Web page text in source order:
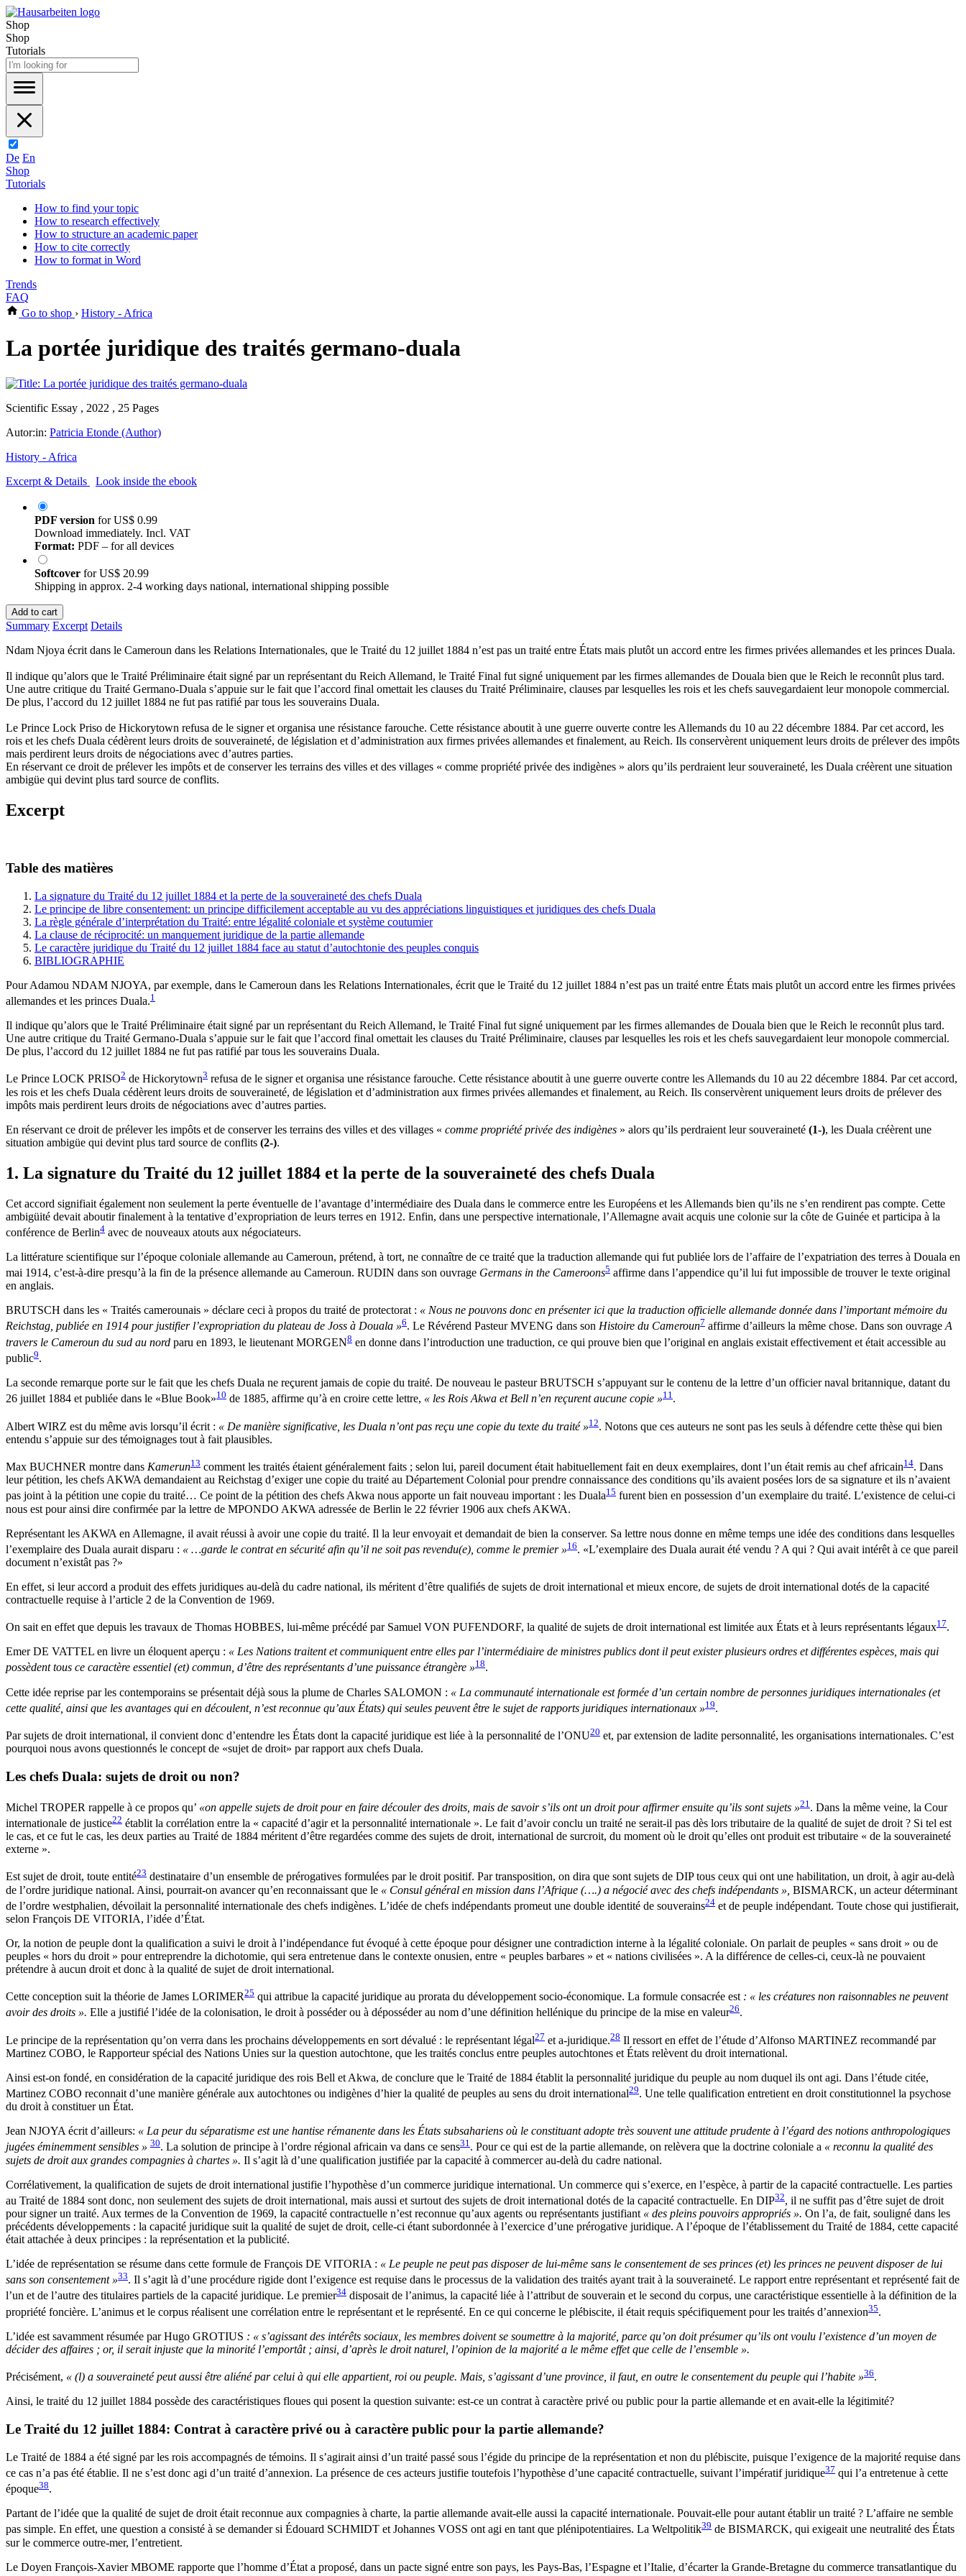
Shop
Shop
Tutorials
De En
Shop
Tutorials
How to find your topic
How to research effectively
How to structure an academic paper
How to cite correctly
How to format in Word
Trends
FAQ
Go to shop › History - Africa
La portée juridique des traités germano-duala
Scientific Essay , 2022 , 25 Pages
Autor:in: Patricia Etonde (Author)
History - Africa
Excerpt & Details
Look inside the ebook
PDF version forUS$ 0.99
Download immediately. Incl. VAT
Format: PDF – for all devices
Softcover forUS$ 20.99
Shipping in approx. 2-4 working days national, international shipping possible
Add to cart
Summary Excerpt Details
Ndam Njoya écrit dans le Cameroun dans les Relations Internationales, que le Traité du 12 juillet 1884 n’est pas un traité entre États mais plutôt un accord entre les firmes privées allemandes et les princes Duala.
Il indique qu’alors que le Traité Préliminaire était signé par un représentant du Reich Allemand, le Traité Final fut signé uniquement par les firmes allemandes de Douala bien que le Reich le reconnût plus tard.
Une autre critique du Traité Germano-Duala s’appuie sur le fait que l’accord final omettait les clauses du Traité Préliminaire, clauses par lesquelles les rois et les chefs sauvegardaient leur monopole commercial.
De plus, l’accord du 12 juillet 1884 ne fut pas ratifié par tous les souverains Duala.
Le Prince Lock Priso de Hickorytown refusa de le signer et organisa une résistance farouche. Cette résistance aboutit à une guerre ouverte contre les Allemands du 10 au 22 décembre 1884. Par cet accord, les
rois et les chefs Duala cédèrent leurs droits de souveraineté, de législation et d’administration aux firmes privées allemandes et finalement, au Reich. Ils conservèrent uniquement leurs droits de prélever des impôts
mais perdirent leurs droits de négociations avec d’autres parties.
En réservant ce droit de prélever les impôts et de conserver les terrains des villes et des villages « comme propriété privée des indigènes » alors qu’ils perdraient leur souveraineté, les Duala créèrent une situation
ambigüe qui devint plus tard source de conflits.
Excerpt
Table des matières
La signature du Traité du 12 juillet 1884 et la perte de la souveraineté des chefs Duala
Le principe de libre consentement: un principe difficilement acceptable au vu des appréciations linguistiques et juridiques des chefs Duala
La règle générale d’interprétation du Traité: entre légalité coloniale et système coutumier
La clause de réciprocité: un manquement juridique de la partie allemande
Le caractère juridique du Traité du 12 juillet 1884 face au statut d’autochtonie des peuples conquis
BIBLIOGRAPHIE
Pour Adamou NDAM NJOYA, par exemple, dans le Cameroun dans les Relations Internationales, écrit que le Traité du 12 juillet 1884 n’est pas un traité entre États mais plutôt un accord entre les firmes privées
allemandes et les princes Duala.1
Il indique qu’alors que le Traité Préliminaire était signé par un représentant du Reich Allemand, le Traité Final fut signé uniquement par les firmes allemandes de Douala bien que le Reich le reconnût plus tard.
Une autre critique du Traité Germano-Duala s’appuie sur le fait que l’accord final omettait les clauses du Traité Préliminaire, clauses par lesquelles les rois et les chefs sauvegardaient leur monopole commercial.
De plus, l’accord du 12 juillet 1884 ne fut pas ratifié par tous les souverains Duala.
Le Prince LOCK PRISO2 de Hickorytown3 refusa de le signer et organisa une résistance farouche. Cette résistance aboutit à une guerre ouverte contre les Allemands du 10 au 22 décembre 1884. Par cet accord,
les rois et les chefs Duala cédèrent leurs droits de souveraineté, de législation et d’administration aux firmes privées allemandes et finalement, au Reich. Ils conservèrent uniquement leurs droits de prélever des
impôts mais perdirent leurs droits de négociations avec d’autres parties.
En réservant ce droit de prélever les impôts et de conserver les terrains des villes et des villages « comme propriété privée des indigènes » alors qu’ils perdraient leur souveraineté (1-), les Duala créèrent une
situation ambigüe qui devint plus tard source de conflits (2-).
1. La signature du Traité du 12 juillet 1884 et la perte de la souveraineté des chefs Duala
Cet accord signifiait également non seulement la perte éventuelle de l’avantage d’intermédiaire des Duala dans le commerce entre les Européens et les Allemands bien qu’ils ne s’en rendirent pas compte. Cette
ambigüité devait aboutir finalement à la tentative d’expropriation de leurs terres en 1912. Enfin, dans une perspective internationale, l’Allemagne avait acquis une colonie sur la côte de Guinée et participa à la
conférence de Berlin4 avec de nouveaux atouts aux négociateurs.
La littérature scientifique sur l’époque coloniale allemande au Cameroun, prétend, à tort, ne connaître de ce traité que la traduction allemande qui fut publiée lors de l’affaire de l’expatriation des terres à Douala en
mai 1914, c’est-à-dire presqu’à la fin de la présence allemande au Cameroun. RUDIN dans son ouvrage Germans in the Cameroons5 affirme dans l’appendice qu’il lui fut impossible de trouver le texte original
en anglais.
BRUTSCH dans les « Traités camerounais » déclare ceci à propos du traité de protectorat : « Nous ne pouvons donc en présenter ici que la traduction officielle allemande donnée dans l’important mémoire du
Reichstag, publiée en 1914 pour justifier l’expropriation du plateau de Joss à Douala »6. Le Révérend Pasteur MVENG dans son Histoire du Cameroun7 affirme d’ailleurs la même chose. Dans son ouvrageA
travers le Cameroun du sud au nord paru en 1893, le lieutenant MORGEN8 en donne dans l’introduction une traduction, ce qui prouve bien que l’original en anglais existait effectivement et était accessible au
public9.
La seconde remarque porte sur le fait que les chefs Duala ne reçurent jamais de copie du traité. De nouveau le pasteur BRUTSCH s’appuyant sur le contenu de la lettre d’un officier naval britannique, datant du
26 juillet 1884 et publiée dans le «Blue Book»10 de 1885, affirme qu’à en croire cette lettre, « les Rois Akwa et Bell n’en reçurent aucune copie »11.
Albert WIRZ est du même avis lorsqu’il écrit : « De manière significative, les Duala n’ont pas reçu une copie du texte du traité »12. Notons que ces auteurs ne sont pas les seuls à défendre cette thèse qui bien
entendu s’appuie sur des témoignages tout à fait plausibles.
Max BUCHNER montre dans Kamerun13 comment les traités étaient généralement faits ; selon lui, pareil document était habituellement fait en deux exemplaires, dont l’un était remis au chef africain14. Dans
leur pétition, les chefs AKWA demandaient au Reichstag d’exiger une copie du traité au Département Colonial pour prendre connaissance des conditions qu’ils avaient posées lors de sa signature et ils n’avaient
pas joint à la pétition une copie du traité… Ce point de la pétition des chefs Akwa nous apporte un fait nouveau important : les Duala15 furent bien en possession d’un exemplaire du traité. L’existence de celui-ci
nous est pour ainsi dire confirmée par la lettre de MPONDO AKWA adressée de Berlin le 22 février 1906 aux chefs AKWA.
Représentant les AKWA en Allemagne, il avait réussi à avoir une copie du traité. Il la leur envoyait et demandait de bien la conserver. Sa lettre nous donne en même temps une idée des conditions dans lesquelles
l’exemplaire des Duala aurait disparu : « …garde le contrat en sécurité afin qu’il ne soit pas revendu(e), comme le premier »16. «L’exemplaire des Duala aurait été vendu ? A qui ? Qui avait intérêt à ce que pareil
document n’existât pas ?»
En effet, si leur accord a produit des effets juridiques au-delà du cadre national, ils méritent d’être qualifiés de sujets de droit international et mieux encore, de sujets de droit international dotés de la capacité
contractuelle requise à l’article 2 de la Convention de 1969.
On sait en effet que depuis les travaux de Thomas HOBBES, lui-même précédé par Samuel VON PUFENDORF, la qualité de sujets de droit international est limitée aux États et à leurs représentants légaux17.
Emer DE VATTEL en livre un éloquent aperçu : « Les Nations traitent et communiquent entre elles par l’intermédiaire de ministres publics dont il peut exister plusieurs ordres et différentes espèces, mais qui
possèdent tous ce caractère essentiel (et) commun, d’être des représentants d’une puissance étrangère »18.
Cette idée reprise par les contemporains se présentait déjà sous la plume de Charles SALOMON : « La communauté internationale est formée d’un certain nombre de personnes juridiques internationales (et
cette qualité, ainsi que les avantages qui en découlent, n’est reconnue qu’aux États) qui seules peuvent être le sujet de rapports juridiques internationaux »19.
Par sujets de droit international, il convient donc d’entendre les États dont la capacité juridique est liée à la personnalité de l’ONU20 et, par extension de ladite personnalité, les organisations internationales. C’est
pourquoi nous avons questionnés le concept de «sujet de droit» par rapport aux chefs Duala.
Les chefs Duala: sujets de droit ou non?
Michel TROPER rappelle à ce propos qu’ «on appelle sujets de droit pour en faire découler des droits, mais de savoir s’ils ont un droit pour affirmer ensuite qu’ils sont sujets »21 . Dans la même veine, la Cour
internationale de justice22 établit la corrélation entre la « capacité d’agir et la personnalité internationale ». Le fait d’avoir conclu un traité ne serait-il pas dès lors tributaire de la qualité de sujet de droit ? Si tel est
le cas, et ce fut le cas, les deux parties au Traité de 1884 méritent d’être regardées comme des sujets de droit, international de surcroit, du moment où le droit qu’elles ont produit est tributaire « de la souveraineté
externe ».
Est sujet de droit, toute entité23 destinataire d’un ensemble de prérogatives formulées par le droit positif. Par transposition, on dira que sont sujets de DIP tous ceux qui ont une habilitation, un droit, à agir au-delà
de l’ordre juridique national. Ainsi, pourrait-on avancer qu’en reconnaissant que le « Consul général en mission dans l’Afrique (….) a négocié avec des chefs indépendants », BISMARCK, un acteur déterminant
de l’ordre westphalien, dévoilait la personnalité internationale des chefs indigènes. L’idée de chefs indépendants promeut une double identité de souverains24 et de peuple indépendant. Toute chose qui justifierait,
selon François DE VITORIA, l’idée d’État.
Or, la notion de peuple dont la qualification a suivi le droit à l’indépendance fut évoqué à cette époque pour désigner une contradiction interne à la légalité coloniale. On parlait de peuples « sans droit » ou de
peuples « hors du droit » pour entreprendre la dichotomie, qui sera entretenue dans le contexte onusien, entre « peuples barbares » et « nations civilisées ». A la différence de celles-ci, ceux-là ne pouvaient
prétendre à aucun droit et donc à la qualité de sujet de droit international.
Cette conception suit la théorie de James LORIMER25 qui attribue la capacité juridique au prorata du développement socio-économique. La formule consacrée est : « les créatures non raisonnables ne peuvent
avoir des droits ». Elle a justifié l’idée de la colonisation, le droit à posséder ou à déposséder au nom d’une définition hellénique du principe de la mise en valeur26.
Le principe de la représentation qu’on verra dans les prochains développements en sort dévalué : le représentant légal27 et a-juridique.28 Il ressort en effet de l’étude d’Alfonso MARTINEZ recommandé par
Martinez COBO, le Rapporteur spécial des Nations Unies sur la question autochtone, que les traités conclus entre peuples autochtones et États relèvent du droit international.
Ainsi est-on fondé, en considération de la capacité juridique des rois Bell et Akwa, de conclure que le Traité de 1884 établit la personnalité juridique du peuple au nom duquel ils ont agi. Dans l’étude citée,
Martinez COBO reconnait d’une manière générale aux autochtones ou indigènes d’hier la qualité de peuples au sens du droit international29. Une telle qualification entretient en droit constitutionnel la psychose
du droit à constituer un État.
Jean NJOYA écrit d’ailleurs: « La peur du séparatisme est une hantise rémanente dans les États subsahariens où le constituant adopte très souvent une attitude prudente à l’égard des notions anthropologiques
jugées éminemment sensibles » 30. La solution de principe à l’ordre régional africain va dans ce sens31. Pour ce qui est de la partie allemande, on relèvera que la doctrine coloniale a « reconnu la qualité des
sujets de droit aux grandes compagnies à chartes ». Il s’agit là d’une qualification justifiée par la capacité à commercer au-delà du cadre national.
Corrélativement, la qualification de sujets de droit international justifie l’hypothèse d’un commerce juridique international. Un commerce qui s’exerce, en l’espèce, à partir de la capacité contractuelle. Les parties
au Traité de 1884 sont donc, non seulement des sujets de droit international, mais aussi et surtout des sujets de droit international dotés de la capacité contractuelle. En DIP32, il ne suffit pas d’être sujet de droit
pour signer un traité. Aux termes de la Convention de 1969, la capacité contractuelle n’est reconnue qu’aux agents ou représentants justifiant « des pleins pouvoirs appropriés ». On l’a, de fait, souligné dans les
précédents développements : la capacité juridique suit la qualité de sujet de droit, celle-ci étant subordonnée à l’exercice d’une prérogative juridique. A l’époque de l’établissement du Traité de 1884, cette capacité
était attachée à deux principes : la représentation et la publicité.
L’idée de représentation se résume dans cette formule de François DE VITORIA : « Le peuple ne peut pas disposer de lui-même sans le consentement de ses princes (et) les princes ne peuvent disposer de lui
sans son consentement »33. Il s’agit là d’une procédure rigide dont l’exigence est requise dans le processus de la validation des traités ayant trait à la souveraineté. Le rapport entre représentant et représenté fait de
l’un et de l’autre des titulaires partiels de la capacité juridique. Le premier34 disposait de l’animus, la capacité liée à l’attribut de souverain et le second du corpus, une caractéristique essentielle à la définition de la
propriété foncière. L’animus et le corpus réalisent une corrélation entre le représentant et le représenté. En ce qui concerne le plébiscite, il était requis spécifiquement pour les traités d’annexion35.
L’idée est savamment résumée par Hugo GROTIUS : « s’agissant des intérêts sociaux, les membres doivent se soumettre à la majorité, parce qu’on doit présumer qu’ils ont voulu l’existence d’un moyen de
décider des affaires ; or, il serait injuste que la minorité l’emportât ; ainsi, d’après le droit naturel, l’opinion de la majorité a le même effet que celle de l’ensemble ».
Précisément, « (l) a souveraineté peut aussi être aliéné par celui à qui elle appartient, roi ou peuple. Mais, s’agissant d’une province, il faut, en outre le consentement du peuple qui l’habite »36.
Ainsi, le traité du 12 juillet 1884 possède des caractéristiques floues qui posent la question suivante: est-ce un contrat à caractère privé ou public pour la partie allemande et en avait-elle la légitimité?
Le Traité du 12 juillet 1884: Contrat à caractère privé ou à caractère public pour la partie allemande?
Le Traité de 1884 a été signé par les rois accompagnés de témoins. Il s’agirait ainsi d’un traité passé sous l’égide du principe de la représentation et non du plébiscite, puisque l’exigence de la majorité requise dans
ce cas n’a pas été établie. Il ne s’est donc agi d’un traité d’annexion. La présence de ces acteurs justifie toutefois l’hypothèse d’une capacité contractuelle, suivant l’impératif juridique37 qui l’a entretenue à cette
époque38.
Partant de l’idée que la qualité de sujet de droit était reconnue aux compagnies à charte, la partie allemande avait-elle aussi la capacité internationale. Pouvait-elle pour autant établir un traité ? L’affaire ne semble
pas simple. En effet, une question a consisté à se demander si Édouard SCHMIDT et Johannes VOSS ont agi en tant que plénipotentiaires. La Weltpolitik39 de BISMARCK, qui exigeait une neutralité des États
sur le commerce outre-mer, l’entretient.
Le Doyen François-Xavier MBOME rapporte que l’homme d’État a proposé, dans un pacte signé entre son pays, les Pays-Bas, l’Espagne et l’Italie, d’écarter la Grande-Bretagne du commerce transatlantique du